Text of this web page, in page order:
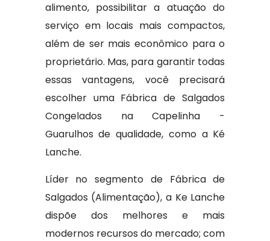
alimento, possibilitar a atuação do
serviço em locais mais compactos,
além de ser mais econômico para o
proprietário. Mas, para garantir todas
essas vantagens, você precisará
escolher uma Fábrica de Salgados
Congelados na Capelinha -
Guarulhos de qualidade, como a Ké
Lanche.
Líder no segmento de Fábrica de
Salgados (Alimentação), a Ke Lanche
dispõe dos melhores e mais
modernos recursos do mercado; com